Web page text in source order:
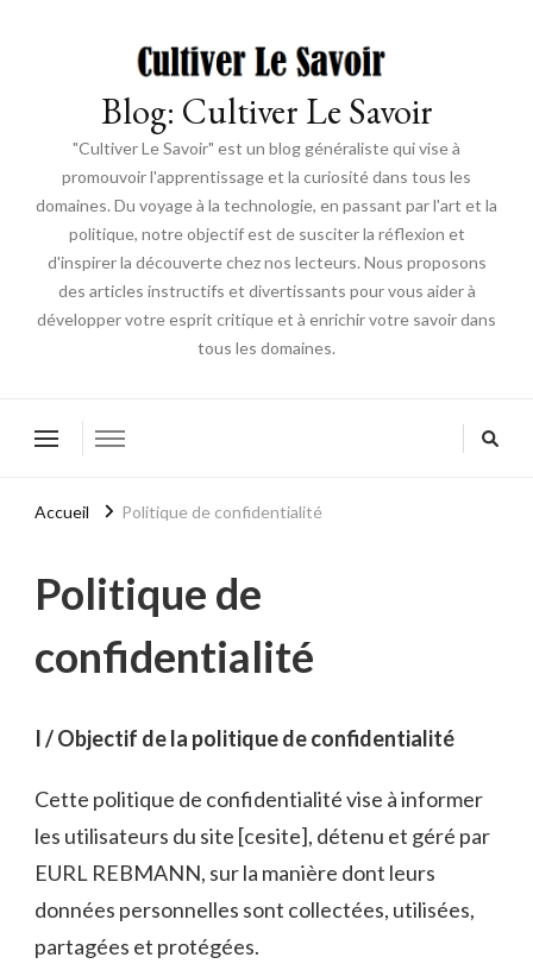
Blog: Cultiver Le Savoir
"Cultiver Le Savoir" est un blog généraliste qui vise à
promouvoir l'apprentissage et la curiosité dans tous les
domaines. Du voyage à la technologie, en passant par l'art et la
politique, notre objectif est de susciter la réflexion et
d'inspirer la découverte chez nos lecteurs. Nous proposons
des articles instructifs et divertissants pour vous aider à
développer votre esprit critique et à enrichir votre savoir dans
tous les domaines.
Accueil Politique de confidentialité
Politique de
confidentialité
I / Objectif de la politique de confidentialité
Cette politique de confidentialité vise à informer
les utilisateurs du site [cesite], détenu et géré par
EURL REBMANN, sur la manière dont leurs
données personnelles sont collectées, utilisées,
partagées et protégées.